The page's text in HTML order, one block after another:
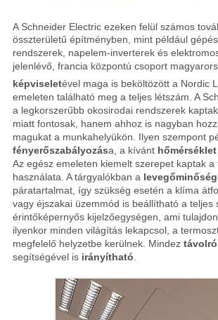
A Schneider Electric ezeken felül számos
összterületű építményben, mint például
rendszerek, napelem-inverterek és
jelenlévő, francia központú csoport
képviseletével maga is beköltözött a Nordic
emeleten található meg a teljes létszám. A
a legkorszerűbb okosirodai rendszerek
miatt fontosak, hanem ahhoz is nagyban
magukat a munkahelyükön. Ilyen szempont
fényerőszabályozása, a kívánt
Az egész emeleten kiemelt szerepet kaptak
használata. A tárgyalókban a
páratartalmat, így szükség esetén a klíma
vagy éjszakai üzemmód is beállítható a
érintőképernyős kijelzőegységen, ami
ilyenkor minden világítás lekapcsol, a
megfelelő helyzetbe kerülnek. Mindez
segítségével is irányítható